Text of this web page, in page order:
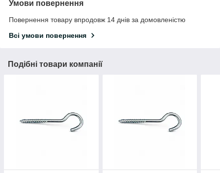
Умови повернення
Повернення товару впродовж 14 днів за домовленістю
Всі умови повернення
Подібні товари компанії